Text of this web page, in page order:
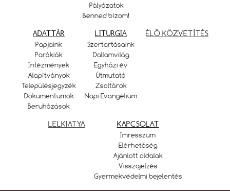
Pályázatok
Benned bízom!
ADATTÁR
Papjaink
Parókiák
Intézmények
Alapítványok
Településjegyzék
Dokumentumok
Beruházások
LITURGIA
Szertartásaink
Dallamvilág
Egyházi év
Útmutató
Zsoltárok
Napi Evangélium
ÉLŐ KÖZVETÍTÉS
LELKIATYA KAPCSOLAT
Imresszum
Elérhetőség
Ajánlott oldalak
Visszajelzés
Gyermekvédelmi bejelentés